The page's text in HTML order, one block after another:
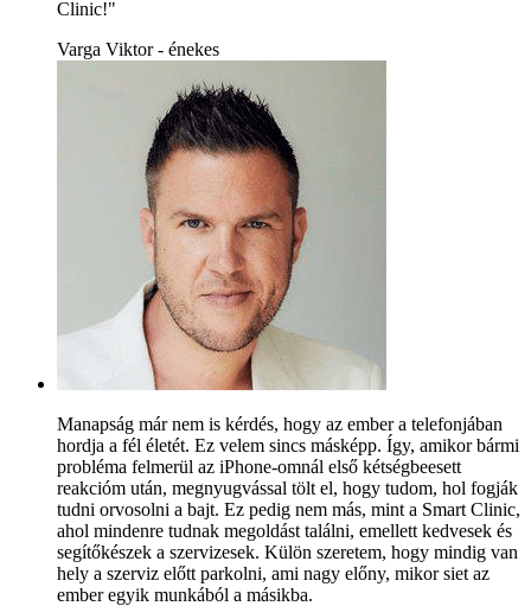
Clinic!"
Varga Viktor - énekes
Manapság már nem is kérdés, hogy az ember a telefonjában
hordja a fél életét. Ez velem sincs másképp. Így, amikor bármi
probléma felmerül az iPhone-omnál első kétségbeesett
reakcióm után, megnyugvással tölt el, hogy tudom, hol fogják
tudni orvosolni a bajt. Ez pedig nem más, mint a Smart Clinic,
ahol mindenre tudnak megoldást találni, emellett kedvesek és
segítőkészek a szervizesek. Külön szeretem, hogy mindig van
hely a szerviz előtt parkolni, ami nagy előny, mikor siet az
ember egyik munkából a másikba.